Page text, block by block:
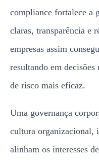
compliance fortalece a
claras, transparência e
empresas assim
resultando em
de risco mais eficaz.
Uma governança
cultura organizacional,
alinham os interesses